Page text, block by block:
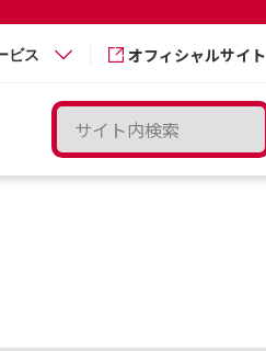
ビス オフィシャルサイト